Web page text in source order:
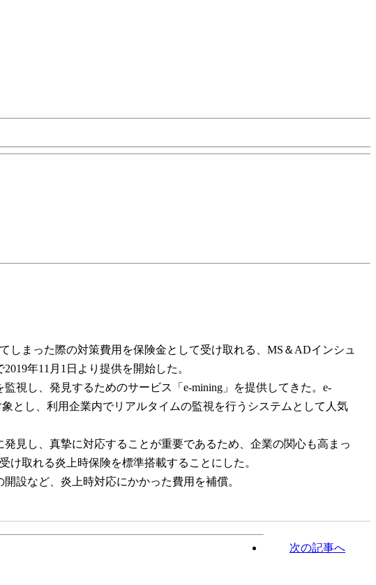
搭載
まった際の対策費用を保険金として受け取れる、MS＆ADインシュ
年11月1日より提供を開始した。
視し、発見するためのサービス「e-mining」を提供してきた。e-
とし、利用企業内でリアルタイムの監視を行うシステムとして人気
見し、真摯に対応することが重要であるため、企業の関心も高まっ
取れる炎上時保険を標準搭載することにした。
設など、炎上時対応にかかった費用を補償。
次の記事へ